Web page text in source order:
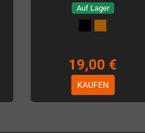
Auf Lager
19,00 €
KAUFEN